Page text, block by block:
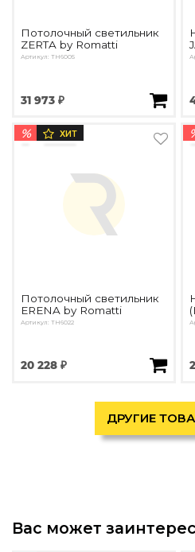
Потолочный светильник
ZERTA by Romatti
Артикул: TH6005
31 973 ₽
% ХИТ
Потолочный светильник
ERENA by Romatti
Артикул: TH6022
20 228 ₽
ДРУГИЕ
Вас может